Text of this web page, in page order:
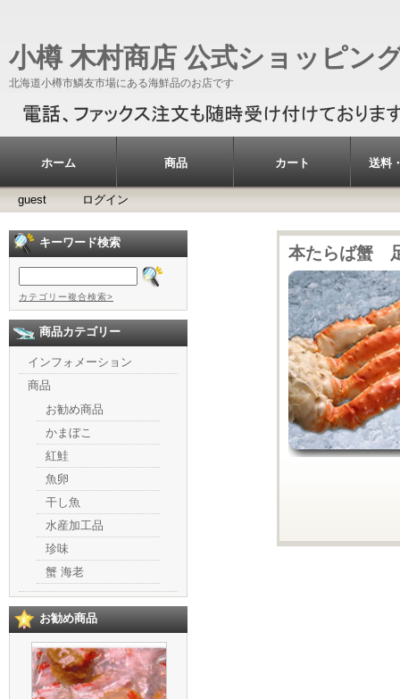
小樽 木村商店 公式ショッピン
北海道小樽市鱗友市場にある海鮮品のお店です
ホーム 商品 カート 送料
guest ログイン
本たらば蟹
キーワード検索
カテゴリー複合検索>
商品カテゴリー
インフォメーション
商品
お勧め商品
かまぼこ
紅鮭
魚卵
干し魚
水産加工品
珍味
蟹 海老
お勧め商品